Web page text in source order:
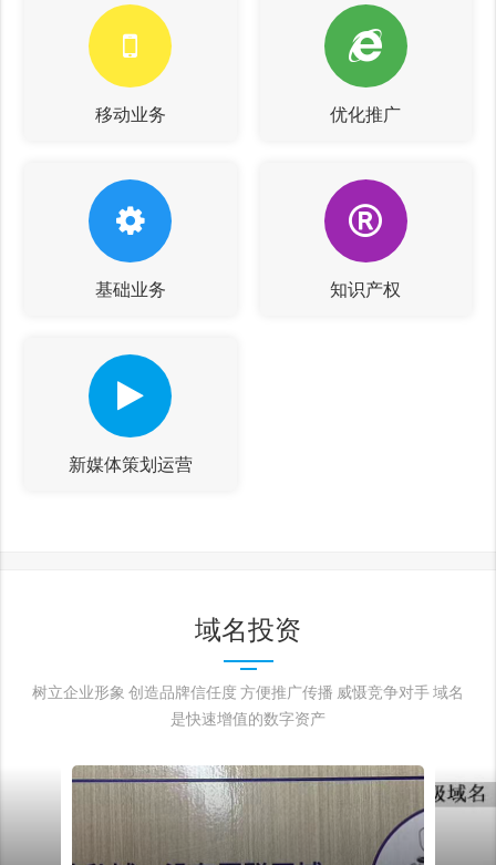
移动业务 优化推广
基础业务 知识产权
新媒体策划运营
域名投资
树立企业形象 创造品牌信任度 方便推广传播 威慑竞争对手 域名
是快速增值的数字资产